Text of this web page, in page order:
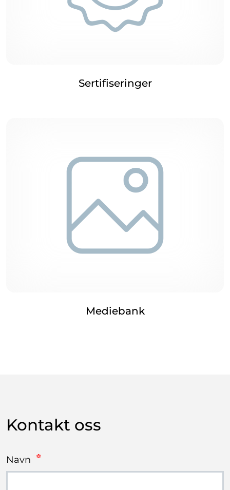
Sertifiseringer
Mediebank
Kontakt oss
Navn